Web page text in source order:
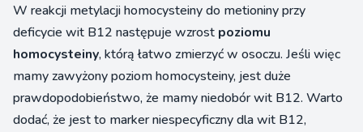
W reakcji metylacji homocysteiny do metioniny przy
deficycie wit B12 następuje wzrost poziomu
homocysteiny, którą łatwo zmierzyć w osoczu. Jeśli więc
mamy zawyżony poziom homocysteiny, jest duże
prawdopodobieństwo, że mamy niedobór wit B12. Warto
dodać, że jest to marker niespecyficzny dla wit B12,